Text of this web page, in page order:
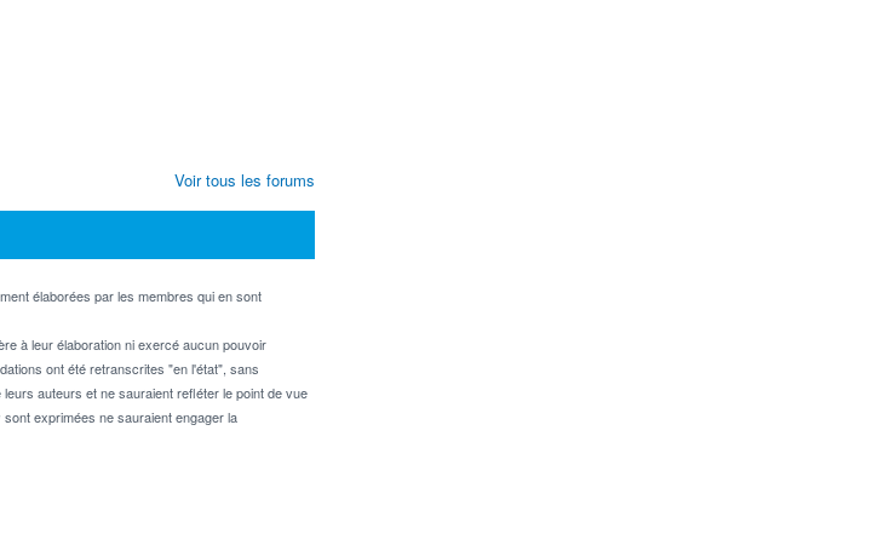
élaborées par les membres qui en sont
à leur élaboration ni exercé aucun pouvoir
ont été retranscrites "en l'état", sans
auteurs et ne sauraient refléter le point de vue
exprimées ne sauraient engager la
Voir tous les forums